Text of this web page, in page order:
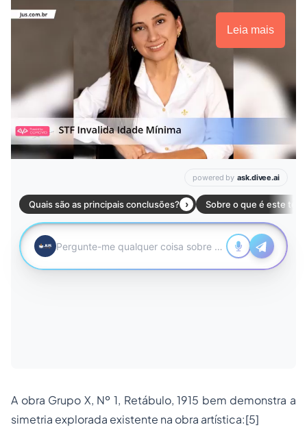
Leia mais
A obra Grupo X, Nº 1, Retábulo, 1915 bem demonstra a
simetria explorada existente na obra artística:[5]